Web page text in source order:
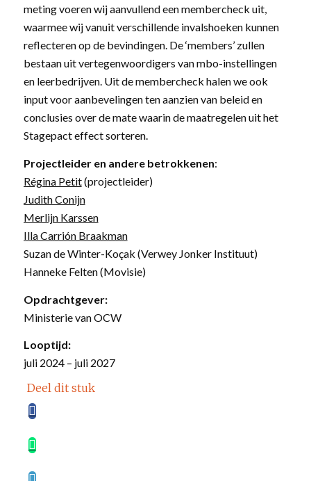
meting voeren wij aanvullend een membercheck uit,
waarmee wij vanuit verschillende invalshoeken kunnen
reflecteren op de bevindingen. De ‘members’ zullen
bestaan uit vertegenwoordigers van mbo-instellingen
en leerbedrijven. Uit de membercheck halen we ook
input voor aanbevelingen ten aanzien van beleid en
conclusies over de mate waarin de maatregelen uit het
Stagepact effect sorteren.
Projectleider en andere betrokkenen:
Régina Petit(projectleider)
Judith Conijn
Merlijn Karssen
Illa Carrión Braakman
Suzan de Winter-Koçak (Verwey Jonker Instituut)
Hanneke Felten (Movisie)
Opdrachtgever:
Ministerie van OCW
Looptijd:
juli 2024 – juli 2027
Deel dit stuk